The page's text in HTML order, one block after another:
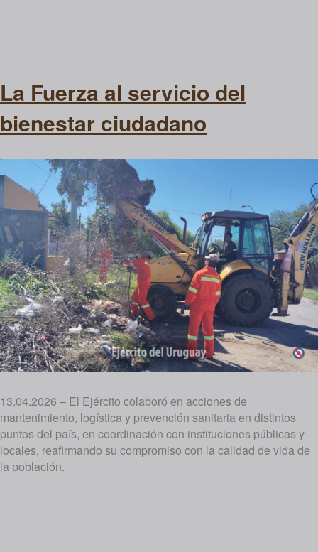
La Fuerza al servicio del
bienestar ciudadano
13.04.2026 – El Ejército colaboró en acciones de
mantenimiento, logística y prevención sanitaria en distintos
puntos del país, en coordinación con instituciones públicas y
locales, reafirmando su compromiso con la calidad de vida de
la población.